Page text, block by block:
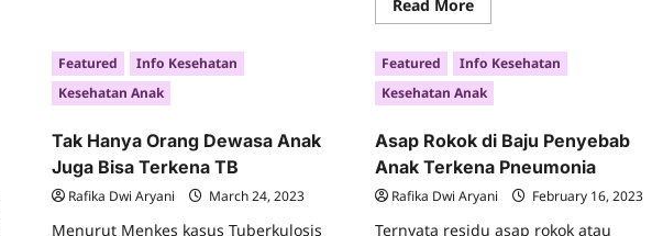
Diperbolehkan
Memakai
Sunscreen?
Read More
more
Duduk
Bentuk
W:
Apakah
Ini
untuk
Anak?
Featured
Info Kesehatan
Kesehatan Anak
Tak Hanya Orang Dewasa Anak
Juga Bisa Terkena TB
Rafika Dwi Aryani March 24, 2023
Menurut Menkes kasus Tuberkulosis
Featured
Info Kesehatan
Kesehatan Anak
Asap Rokok di Baju Penyebab
Anak Terkena Pneumonia
Rafika Dwi Aryani February 16, 2023
Ternyata residu asap rokok atau